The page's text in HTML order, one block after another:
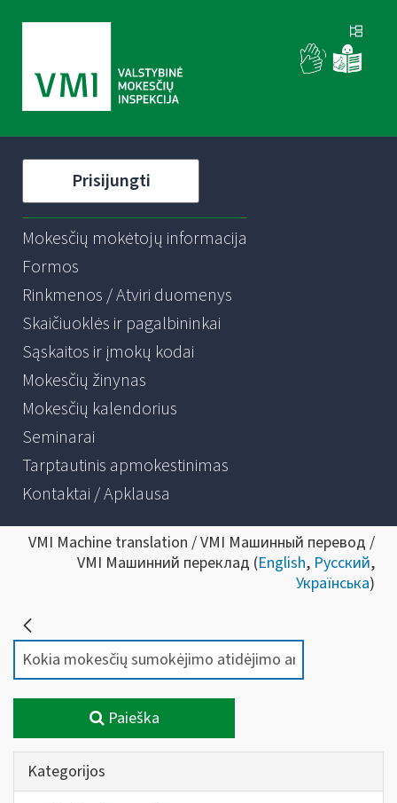
Prisijungti
Mokesčių mokėtojų informacija
Formos
Rinkmenos / Atviri duomenys
Skaičiuoklės ir pagalbininkai
Sąskaitos ir įmokų kodai
Mokesčių žinynas
Mokesčių kalendorius
Seminarai
Tarptautinis apmokestinimas
Kontaktai / Apklausa
VMI Machine translation / VMI Машинный перевод /
VMI Машинний переклад (English, Русский,
Українська)
Paieška
Kategorijos